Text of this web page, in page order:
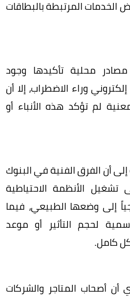
الخدمات المرتبطة بالبطاقات
محلية تأكيدها وجود
وراء الاضطراب، إلا أن
لم تؤكد هذه الأنباء أو
إلى أن الفرق الفنية في البنوك
الأنظمة الاحتياطية
إلى وضعها الطبيعي، فيما
لحجم التأثير أو موعد
كامل.
أن أصحاب المتاجر والشركات